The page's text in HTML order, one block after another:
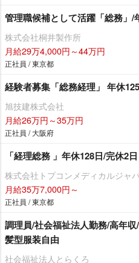
管理職候補として活躍「総務」/
株式会社桐井製作所
月給29万4,000円～44万円
正社員 / 東京都
経験者募集「総務経理」 年休
旭技建株式会社
月給26万円～35万円
正社員 / 大阪府
「経理総務 」年休128日/完休2日
株式会社トプコンメディカルジャ
月給35万7,000円～
正社員 / 東京都
調理員/社会福祉法人勤務/高年
髪型服装自由
社会福祉法人とらくろ